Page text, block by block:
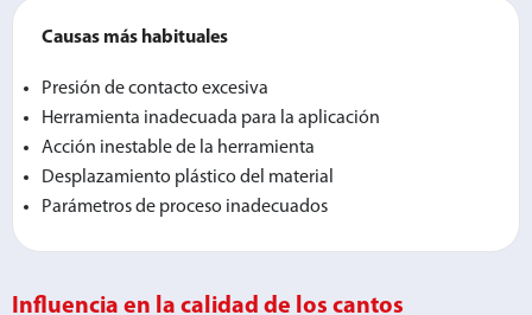
Causas más habituales
Presión de contacto excesiva
Herramienta inadecuada para la aplicación
Acción inestable de la herramienta
Desplazamiento plástico del material
Parámetros de proceso inadecuados
Influencia en la calidad de los cantos